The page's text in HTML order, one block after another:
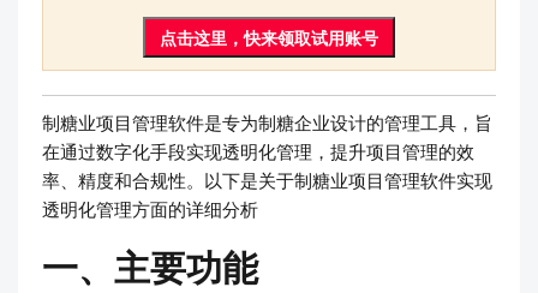
点击这里，快来领取试用账号
制糖业项目管理软件是专为制糖企业设计的管理工具，旨
在通过数字化手段实现透明化管理，提升项目管理的效
率、精度和合规性。以下是关于制糖业项目管理软件实现
透明化管理方面的详细分析
一、主要功能